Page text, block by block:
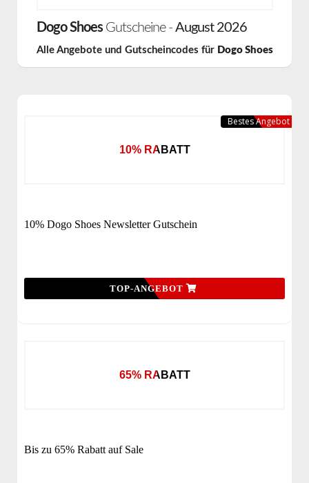
Dogo ShoesGutscheine - August 2026
Alle Angebote und Gutscheincodes für Dogo Shoes
10% RABATT
10% Dogo Shoes Newsletter Gutschein
TOP-ANGEBOT
Bestes Angebot
65% RABATT
Bis zu 65% Rabatt auf Sale